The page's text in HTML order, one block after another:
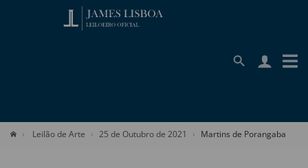
Leilão de Arte 25 de Outubro de 2021 Martins de Porangaba